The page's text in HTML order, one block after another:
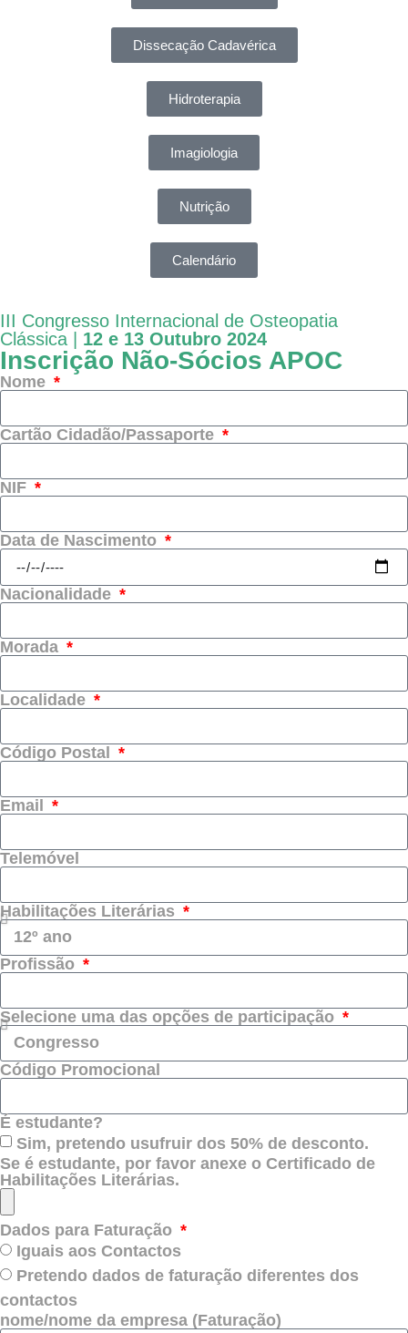
Dissecação Cadavérica
Hidroterapia
Imagiologia
Nutrição
Calendário
III Congresso Internacional de Osteopatia
Clássica | 12 e 13 Outubro 2024
Inscrição Não-Sócios APOC
Nome
Cartão Cidadão/Passaporte
NIF
Data de Nascimento
Nacionalidade
Morada
Localidade
Código Postal
Email
Telemóvel
Habilitações Literárias
Profissão
Selecione uma das opções de participação
Código Promocional
É estudante?
Sim, pretendo usufruir dos 50% de desconto.
Se é estudante, por favor anexe o Certificado de
Habilitações Literárias.
Dados para Faturação
Iguais aos Contactos
Pretendo dados de faturação diferentes dos
contactos
nome/nome da empresa (Faturação)